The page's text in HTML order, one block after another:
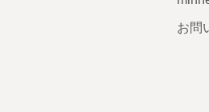
お問